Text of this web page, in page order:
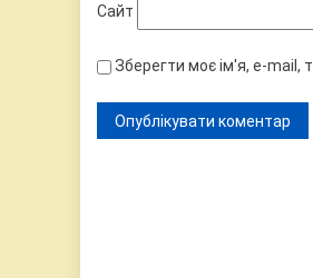
Сайт
Зберегти моє ім'я, e-mail,